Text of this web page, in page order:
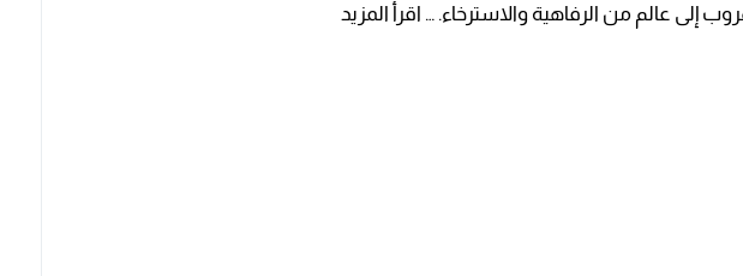
إلى عالم من الرفاهية والاسترخاء. … اقرأ المزيد